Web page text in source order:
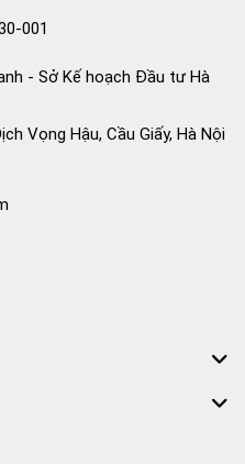
001
- Sở Kế hoạch Đầu tư Hà
Vọng Hậu, Cầu Giấy, Hà Nội